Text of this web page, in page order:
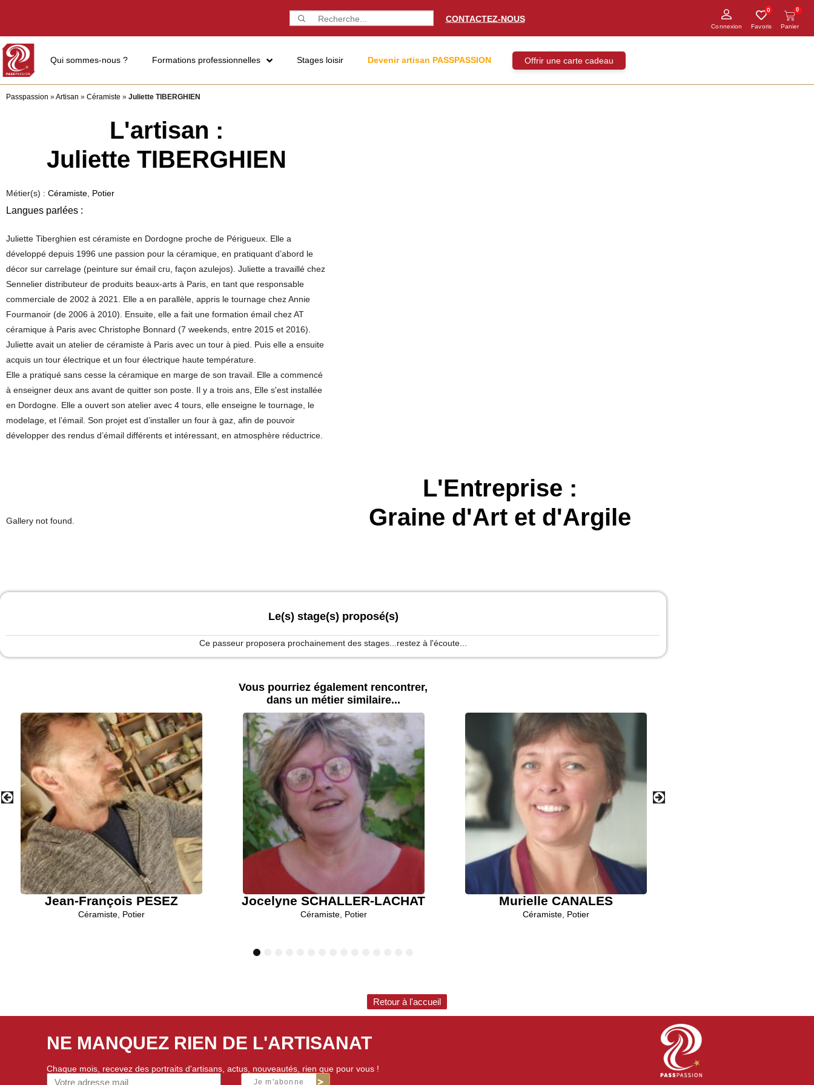
CONTACTEZ-NOUS
0 0
Qui sommes-nous ? Formations professionnelles Stages loisir Devenir artisan PASSPASSION Offrir une carte cadeau
Passpassion »Artisan » Céramiste » Juliette TIBERGHIEN
L'artisan :
Juliette TIBERGHIEN
Métier(s) : Céramiste Potier
Langues parlées :
Juliette Tiberghien est céramiste en Dordogne proche de Périgueux. Elle a
développé depuis 1996 une passion pour la céramique, en pratiquant d’abord le
décor sur carrelage (peinture sur émail cru, façon azulejos). Juliette a travaillé chez
Sennelier distributeur de produits beaux-arts à Paris, en tant que responsable
commerciale de 2002 à 2021. Elle a en parallèle, appris le tournage chez Annie
Fourmanoir (de 2006 à 2010). Ensuite, elle a fait une formation émail chez AT
céramique à Paris avec Christophe Bonnard (7 weekends, entre 2015 et 2016).
Juliette avait un atelier de céramiste à Paris avec un tour à pied. Puis elle a ensuite
acquis un tour électrique et un four électrique haute température.
Elle a pratiqué sans cesse la céramique en marge de son travail. Elle a commencé
à enseigner deux ans avant de quitter son poste. Il y a trois ans, Elle s'est installée
en Dordogne. Elle a ouvert son atelier avec 4 tours, elle enseigne le tournage, le
modelage, et l’émail. Son projet est d’installer un four à gaz, afin de pouvoir
développer des rendus d’émail différents et intéressant, en atmosphère réductrice.
Gallery not found.
L'Entreprise :
Graine d'Art et d'Argile
Le(s) stage(s) proposé(s)
Ce passeur proposera prochainement des stages...restez à l'écoute...
Vous pourriez également rencontrer,
dans un métier similaire...
Jean-François PESEZ
Céramiste, Potier
Jocelyne SCHALLER-LACHAT
Céramiste, Potier
Murielle CANALES
Céramiste, Potier
4
Retour à l'accueil
NE MANQUEZ RIEN DE L'ARTISANAT
Chaque mois, recevez des portraits d'artisans, actus, nouveautés, rien que pour vous !
Je m'abonne